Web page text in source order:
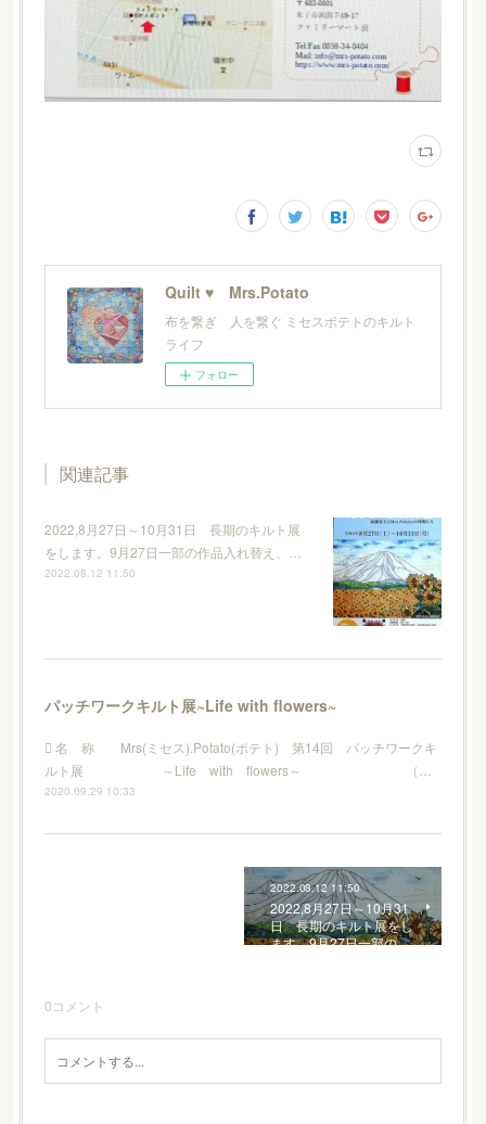
Quilt ♥ Mrs.Potato
布を繋ぎ 人を繋ぐ ミセスポテトのキルト
ライフ
フォロー
関連記事
2022,8月27日～10月31日 長期のキルト展
をします。9月27日一部の作品入れ替え、…
2022.08.12 11:50
パッチワークキルト展~Life with flowers~
 名 称 Mrs(ミセス).Potato(ポテト) 第14回 パッチワークキ
ルト展 ～Life with flowers～ （…
2020.09.29 10:33
2022.08.12 11:50
2022,8月27日～10月31
日 長期のキルト展をし
ます。9月27日一部の…
0コメント